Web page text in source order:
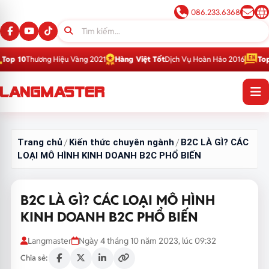
086.233.6368
Hiệu Vàng 2021 Hàng Việt TốtDịch Vụ Hoàn Hảo 2016 Top 1Thương
Trang chủ /Kiến thức chuyên ngành /B2C LÀ GÌ? CÁC
LOẠI MÔ HÌNH KINH DOANH B2C PHỔ BIẾN
B2C LÀ GÌ? CÁC LOẠI MÔ HÌNH
KINH DOANH B2C PHỔ BIẾN
Langmaster Ngày 4 tháng 10 năm 2023, lúc 09:32
Chia sẻ: